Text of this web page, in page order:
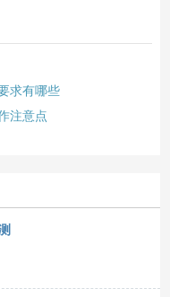
求有哪些
注意点